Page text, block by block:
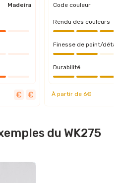
Madeira Code couleur
Rendu des couleurs
Finesse de point/détail
Durabilité
À partir de 6€
du WK275